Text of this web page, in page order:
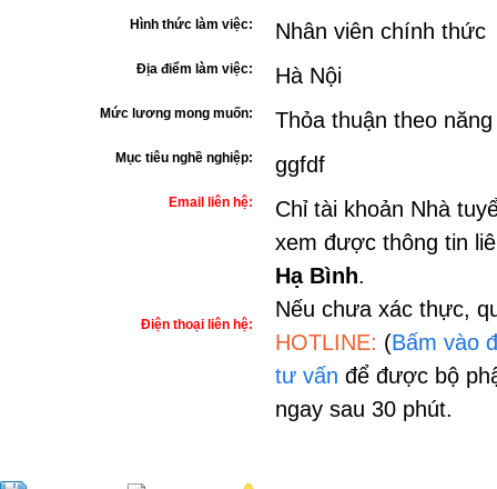
Hình thức làm việc: Nhân viên chính thức
Địa điểm làm việc: Hà Nội
Mức lương mong muốn: Thỏa thuận theo
Mục tiêu nghề nghiệp: ggfdf
Email liên hệ:
Chỉ tài khoản Nhà
xem được thông tin
Hạ Bình.
Nếu chưa xác thực,
HOTLINE: (Bấm vào
tư vấn để được bộ
ngay sau 30 phút.
Điện thoại liên hệ: